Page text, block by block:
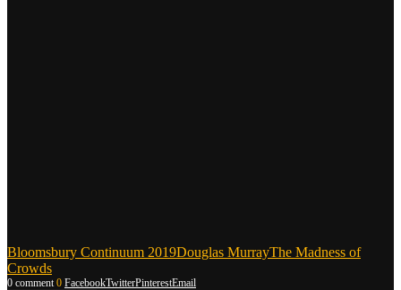
Bloomsbury Continuum 2019Douglas MurrayThe Madness of
Crowds
0 comment 0 FacebookTwitterPinterestEmail